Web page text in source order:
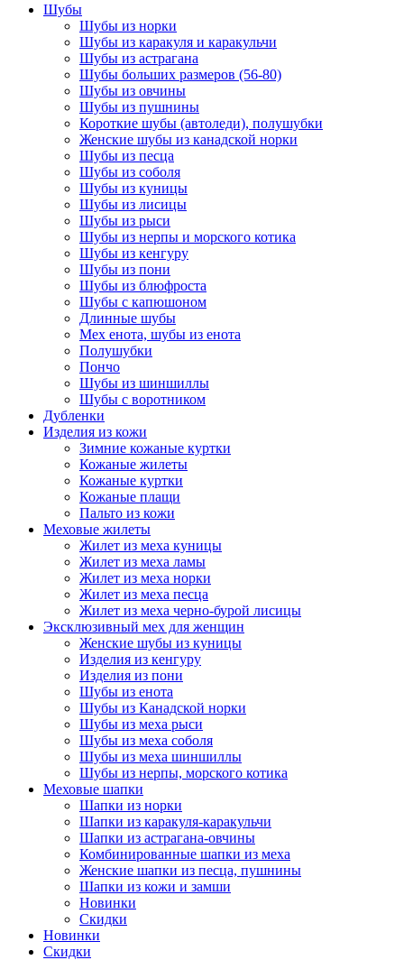
Шубы
Шубы из норки
Шубы из каракуля и каракульчи
Шубы из астрагана
Шубы больших размеров (56-80)
Шубы из овчины
Шубы из пушнины
Короткие шубы (автоледи), полушубки
Женские шубы из канадской норки
Шубы из песца
Шубы из соболя
Шубы из куницы
Шубы из лисицы
Шубы из рыси
Шубы из нерпы и морского котика
Шубы из кенгуру
Шубы из пони
Шубы из блюфроста
Шубы с капюшоном
Длинные шубы
Мех енота, шубы из енота
Полушубки
Пончо
Шубы из шиншиллы
Шубы с воротником
Дубленки
Изделия из кожи
Зимние кожаные куртки
Кожаные жилеты
Кожаные куртки
Кожаные плащи
Пальто из кожи
Меховые жилеты
Жилет из меха куницы
Жилет из меха ламы
Жилет из меха норки
Жилет из меха песца
Жилет из меха черно-бурой лисицы
Эксклюзивный мех для женщин
Женские шубы из куницы
Изделия из кенгуру
Изделия из пони
Шубы из енота
Шубы из Канадской норки
Шубы из меха рыси
Шубы из меха соболя
Шубы из меха шиншиллы
Шубы из нерпы, морского котика
Меховые шапки
Шапки из норки
Шапки из каракуля-каракульчи
Шапки из астрагана-овчины
Комбинированные шапки из меха
Женские шапки из песца, пушнины
Шапки из кожи и замши
Новинки
Скидки
Новинки
Скидки